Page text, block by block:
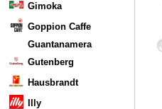
Gimoka
Goppion Caffe
Guantanamera
Gutenberg
Hausbrandt
Illy